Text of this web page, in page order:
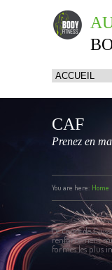
CAF
Prenez en
You are here: Home
Le cours de
renforcement
formes les plus